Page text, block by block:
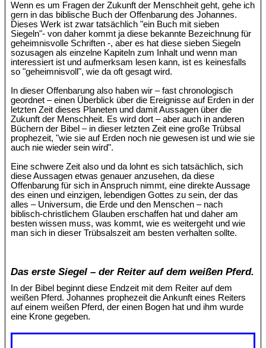
Wenn es um Fragen der Zukunft der Menschheit geht, gehe ich
gern in das biblische Buch der Offenbarung des Johannes.
Dieses Werk ist zwar tatsächlich "ein Buch mit sieben
Siegeln"- von daher kommt ja diese bekannte Bezeichnung für
geheimnisvolle Schriften -, aber es hat diese sieben Siegeln
sozusagen als einzelne Kapiteln zum Inhalt und wenn man
interessiert ist und aufmerksam lesen kann, ist es keinesfalls
so "geheimnisvoll", wie da oft gesagt wird.
In dieser Offenbarung also haben wir – fast chronologisch
geordnet – einen Überblick über die Ereignisse auf Erden in der
letzten Zeit dieses Planeten und damit Aussagen über die
Zukunft der Menschheit. Es wird dort – aber auch in anderen
Büchern der Bibel – in dieser letzten Zeit eine große Trübsal
prophezeit, "wie sie auf Erden noch nie gewesen ist und wie sie
auch nie wieder sein wird".
Eine schwere Zeit also und da lohnt es sich tatsächlich, sich
diese Aussagen etwas genauer anzusehen, da diese
Offenbarung für sich in Anspruch nimmt, eine direkte Aussage
des einen und einzigen, lebendigen Gottes zu sein, der das
alles – Universum, die Erde und den Menschen – nach
biblisch-christlichem Glauben erschaffen hat und daher am
besten wissen muss, was kommt, wie es weitergeht und wie
man sich in dieser Trübsalszeit am besten verhalten sollte.
Das erste Siegel – der Reiter auf dem weißen Pferd.
In der Bibel beginnt diese Endzeit mit dem Reiter auf dem
weißen Pferd. Johannes prophezeit die Ankunft eines Reiters
auf einem weißen Pferd, der einen Bogen hat und ihm wurde
eine Krone gegeben.